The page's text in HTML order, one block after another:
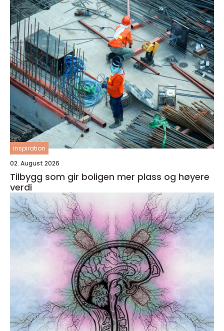
inspiration
02. August 2026
Tilbygg som gir boligen mer plass og høyere
verdi